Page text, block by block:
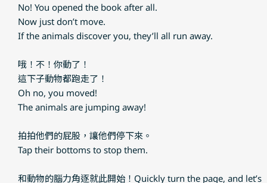
No! You opened the book after all.
Now just don’t move.
If the animals discover you, they’ll all run away.
哦！不！你動了！
這下子動物都跑走了！
Oh no, you moved!
The animals are jumping away!
拍拍他們的屁股，讓他們停下來。
Tap their bottoms to stop them.
和動物的腦力角逐就此開始！Quickly turn the page, and let’s